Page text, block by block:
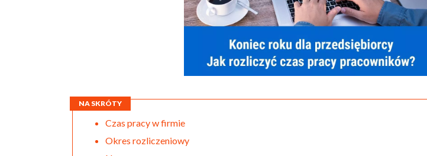
NA SKRÓTY
Czas pracy w firmie
Okres rozliczeniowy